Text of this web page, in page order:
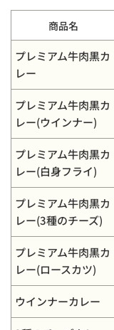
商品名
プレミアム牛肉黒カ
レー
プレミアム牛肉黒カ
レー(ウインナー)
プレミアム牛肉黒カ
レー(白身フライ)
プレミアム牛肉黒カ
レー(3種のチーズ)
プレミアム牛肉黒カ
レー(ロースカツ)
ウインナーカレー